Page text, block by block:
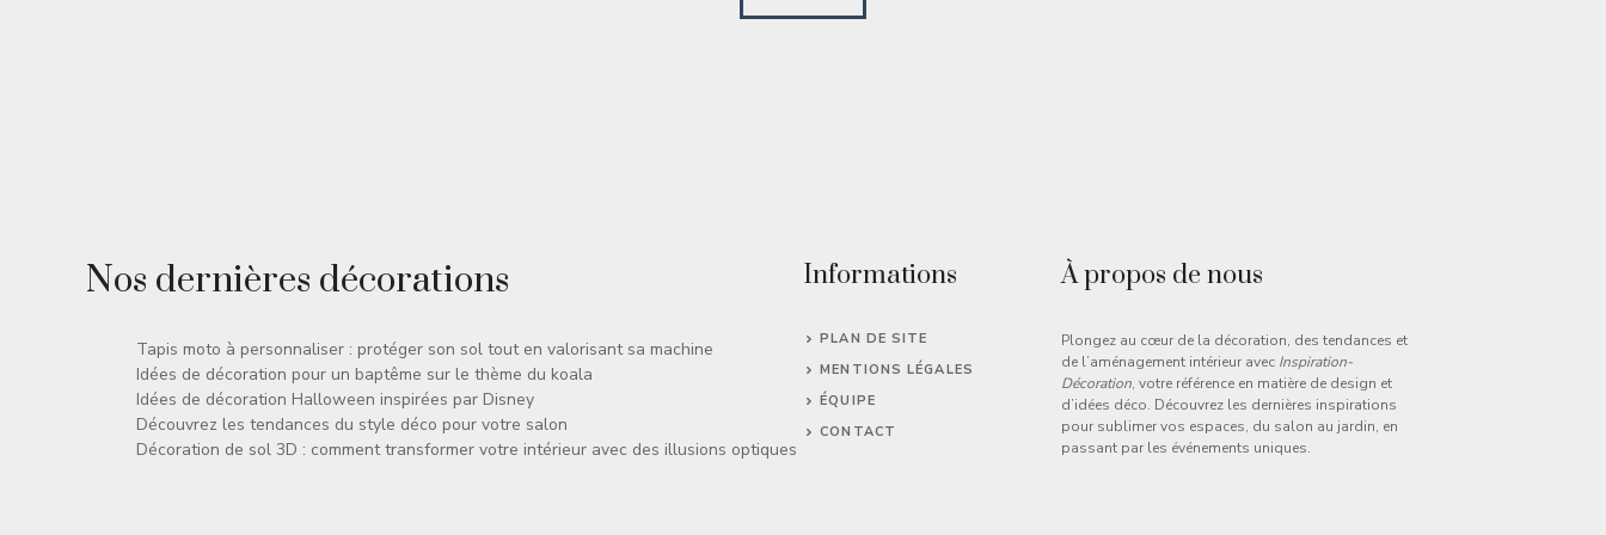
Nos dernières décorations
Tapis moto à personnaliser : protéger son sol tout en valorisant sa machine
Idées de décoration pour un baptême sur le thème du koala
Idées de décoration Halloween inspirées par Disney
Découvrez les tendances du style déco pour votre salon
Décoration de sol 3D : comment transformer votre intérieur avec des illusions optiques
Informations
PLAN DE SITE
MENTIONS LÉGALES
ÉQUIPE
CONTACT
À propos de nous
Plongez au cœur de la décoration, des tendances et
de l’aménagement intérieur avec Inspiration-
Décoration, votre référence en matière de design et
d’idées déco. Découvrez les dernières inspirations
pour sublimer vos espaces, du salon au jardin, en
passant par les événements uniques.